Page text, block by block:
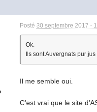
Posté30 septembre 2017 -
Ok.
Ils sont Auvergnats pur jus
Il me semble oui.
C'est vrai que le site